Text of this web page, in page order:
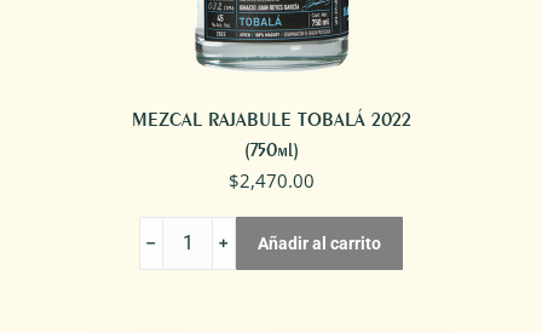
MEZCAL RAJABULE TOBALÁ 2022
(750ml)
$2,470.00
RAJABULE
TOBALÁ
Añadir al carrito